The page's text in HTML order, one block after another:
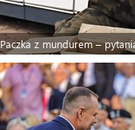
Paczka z mundurem –